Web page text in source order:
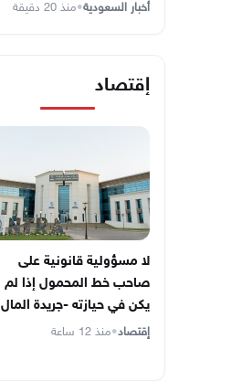
أخبار السعودية•منذ 20 دقيقة
إقتصاد
لا مسؤولية قانونية على
صاحب خط المحمول إذا لم
يكن في حيازته -جريدة المال
إقتصاد•منذ 12 ساعة